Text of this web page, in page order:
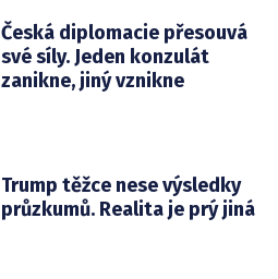
Česká diplomacie přesouvá
své síly. Jeden konzulát
zanikne, jiný vznikne
Trump těžce nese výsledky
průzkumů. Realita je prý jiná